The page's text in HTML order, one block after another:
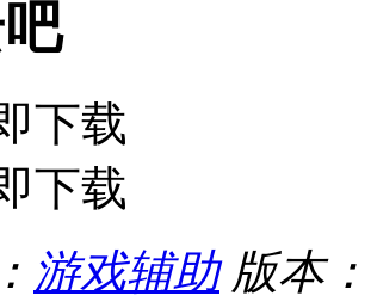
下载
下载
游戏辅助 版本